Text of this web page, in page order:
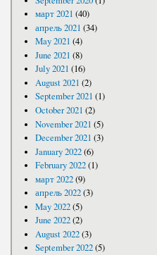
март 2021 (40)
апрель 2021 (34)
May 2021 (4)
June 2021 (8)
July 2021 (16)
August 2021 (2)
September 2021 (1)
October 2021 (2)
November 2021 (5)
December 2021 (3)
January 2022(6)
February 2022(1)
март 2022(9)
апрель 2022(3)
May 2022(5)
June 2022(2)
August 2022(3)
September 2022(5)